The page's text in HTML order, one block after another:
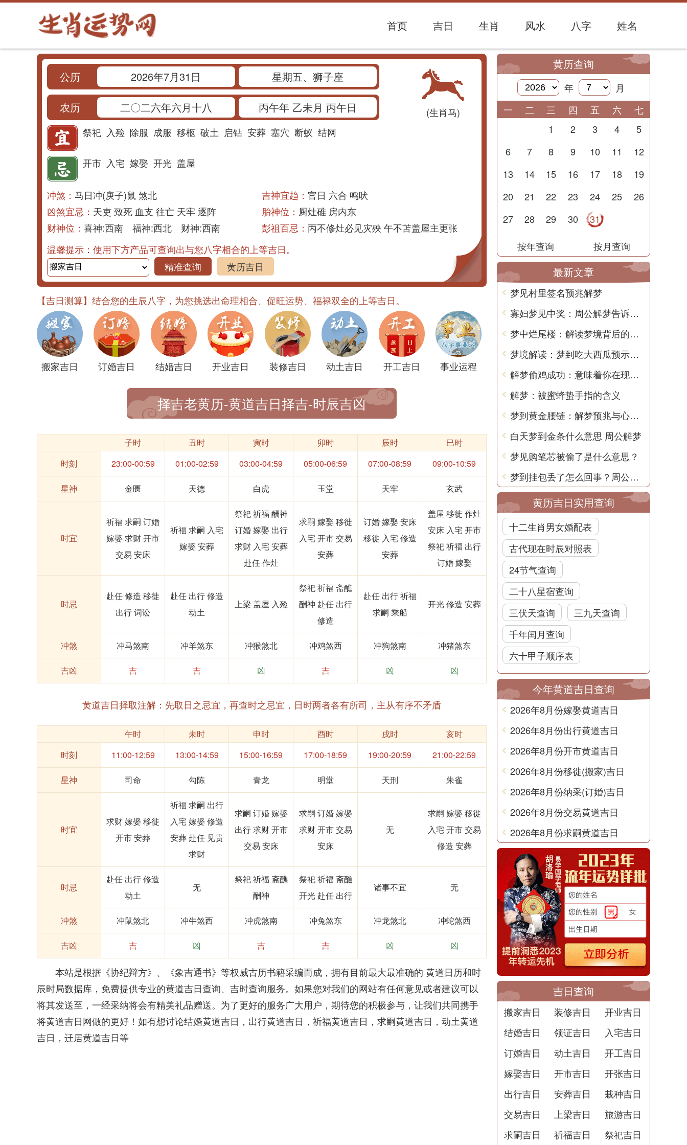
首页 吉日 生肖 风水 八字 姓名
公历 2026年7月31日 星期五、狮子座
农历 二〇二六年六月十八 丙午年 乙未月 丙午日
(生肖马)
祭祀 入殓 除服 成服 移柩 破土 启钻 安葬 塞穴 断蚁 结网
开市 入宅 嫁娶 开光 盖屋
冲煞： 马日冲(庚子)鼠 煞北 吉神宜趋： 官日 六合 鸣吠
凶煞宜忌： 天吏 致死 血支 往亡 天牢 逐阵 胎神位： 厨灶碓 房内东
财神位： 喜神:西南 福神:西北 财神:西南 彭祖百忌： 丙不修灶必见灾殃 午不苫盖屋主更张
温馨提示：使用下方产品可查询出与您八字相合的上等吉日。
精准查询
黄历吉日
【吉日测算】结合您的生辰八字，为您挑选出命理相合、促旺运势、福禄双全的上等吉日。
搬家吉日 订婚吉日 结婚吉日 开业吉日 装修吉日 动土吉日 开工吉日 事业运程
择吉老黄历-黄道吉日择吉-时辰吉凶
子时 丑时 寅时 卯时 辰时
巳时
时刻
23:00-00:59 01:00-02:59 03:00-04:59 05:00-06:59 07:00-08:59 09:00-10:59
星神 金匮 天德 白虎 玉堂 天牢 玄武
时宜
祈福 求嗣 订婚
嫁娶 求财 开市
交易 安床
祈福 求嗣 入宅
嫁娶 安葬
祭祀 祈福 酬神
订婚 嫁娶 出行
求财 入宅 安葬
赴任 作灶
求嗣 嫁娶 移徙
入宅 开市 交易
安葬
订婚 嫁娶 安床
移徙 入宅 修造
安葬
盖屋 移徙 作灶
安床 入宅 开市
祭祀 祈福 出行
订婚 嫁娶
时忌
赴任 修造 移徙
出行 词讼
赴任 出行 修造
动土
上梁 盖屋 入殓
祭祀 祈福 斋醮
酬神 赴任 出行
修造
赴任 出行 祈福
求嗣 乘船
开光 修造 安葬
冲煞 冲马煞南 冲羊煞东 冲猴煞北 冲鸡煞西 冲狗煞南 冲猪煞东
吉凶 吉 吉 凶 吉 凶 凶
黄道吉日择取注解：先取日之忌宜，再查时之忌宜，日时两者各有所司，主从有序不矛盾
午时 未时 申时 酉时 戌时
亥时
时刻
11:00-12:59 13:00-14:59 15:00-16:59 17:00-18:59 19:00-20:59 21:00-22:59
星神 司命 勾陈 青龙 明堂 天刑 朱雀
时宜
求财 嫁娶 移徙
开市 安葬
祈福 求嗣 出行
入宅 嫁娶 修造
安葬 赴任 见贵
求财
求嗣 订婚 嫁娶
出行 求财 开市
交易 安床
求嗣 订婚 嫁娶
求财 开市 交易
安床
无
求嗣 嫁娶 移徙
入宅 开市 交易
修造 安葬
时忌
赴任 出行 修造
动土
无
祭祀 祈福 斋醮
酬神
祭祀 祈福 斋醮
开光 赴任 出行
诸事不宜 无
冲煞 冲鼠煞北 冲牛煞西 冲虎煞南 冲兔煞东 冲龙煞北 冲蛇煞西
吉凶 吉 凶 吉 吉 凶 凶
本站是根据《协纪辩方》、《象吉通书》等权威古历书籍采编而成，拥有目前最大最准确的 黄道日历和时
辰时局数据库，免费提供专业的黄道吉日查询、吉时查询服务。如果您对我们的网站有任何意见或者建议可以
将其发送至，一经采纳将会有精美礼品赠送。为了更好的服务广大用户，期待您的积极参与，让我们共同携手
将黄道吉日网做的更好！如有想讨论结婚黄道吉日，出行黄道吉日，祈福黄道吉日，求嗣黄道吉日，动土黄道
吉日，迁居黄道吉日等
黄历查询
年
月
一
二 三 四 五 六
七
1
2 3 4
5
6
7 8 9 10 11
12
13
14 15 16 17 18
19
20
21 22 23 24 25
26
27
28 29 30 31
按年查询 按月查询
最新文章
梦见村里签名预兆解梦
寡妇梦见中奖：周公解梦告诉你的含义
梦中烂尾楼：解读梦境背后的含义
梦境解读：梦到吃大西瓜预示着什么？
解梦偷鸡成功：意味着你在现实生活中将面临好运气
解梦：被蜜蜂蛰手指的含义
梦到黄金腰链：解梦预兆与心理学解读
白天梦到金条什么意思 周公解梦
梦见购笔芯被偷了是什么意思？
梦到挂包丢了怎么回事？周公解梦用中文解释
黄历吉日实用查询
十二生肖男女婚配表
古代现在时辰对照表
24节气查询
二十八星宿查询
三伏天查询
三九天查询
千年闰月查询
六十甲子顺序表
今年黄道吉日查询
2026年8月份嫁娶黄道吉日
2026年8月份出行黄道吉日
2026年8月份开市黄道吉日
2026年8月份移徙(搬家)吉日
2026年8月份纳采(订婚)吉日
2026年8月份交易黄道吉日
2026年8月份求嗣黄道吉日
吉日查询
搬家吉日 装修吉日
开业吉日
结婚吉日
领证吉日
入宅吉日
订婚吉日
动土吉日
开工吉日
嫁娶吉日
开市吉日
开张吉日
出行吉日
安葬吉日
栽种吉日
交易吉日
上梁吉日
旅游吉日
求嗣吉日
祈福吉日 祭祀吉日